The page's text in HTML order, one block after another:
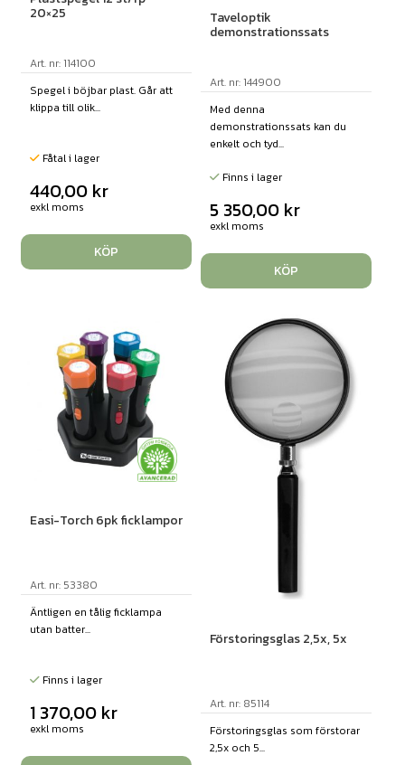
20×25
Art. nr: 114100
Spegel i böjbar plast. Går att
klippa till olik...
Fåtal i lager
440,00 kr
exkl moms
KÖP
Taveloptik
demonstrationssats
Art. nr: 144900
Med denna
demonstrationssats kan du
enkelt och tyd...
Finns i lager
5 350,00 kr
exkl moms
KÖP
Easi-Torch 6pk ficklampor
Art. nr: 53380
Äntligen en tålig ficklampa
utan batter...
Finns i lager
1 370,00 kr
exkl moms
Förstoringsglas 2,5x, 5x
Art. nr: 85114
Förstoringsglas som förstorar
2,5x och 5...